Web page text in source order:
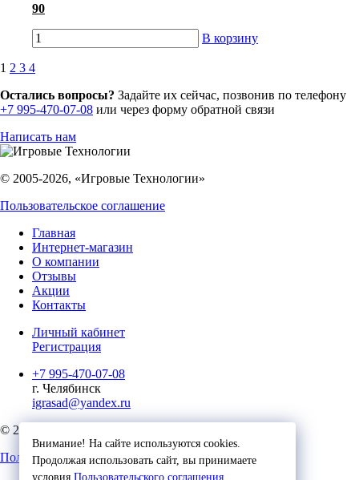
90
В корзину
1 2 3 4
Внимание! На сайте используются cookies.
Продолжая использовать сайт, вы принимаете
условия Пользовательского соглашения
Остались вопросы? Задайте их сейчас, позвонив по телефону
+7 995-470-07-08 или через форму обратной связи
Написать нам
© 2005-2026, «Игровые Технологии»
Пользовательское соглашение
Главная
Интернет-магазин
О компании
Отзывы
Акции
Контакты
Личный кабинет
Регистрация
+7 995-470-07-08
г. Челябинск
igrasad@yandex.ru
© 2023, Игровые Технологии
Пользовательское соглашение